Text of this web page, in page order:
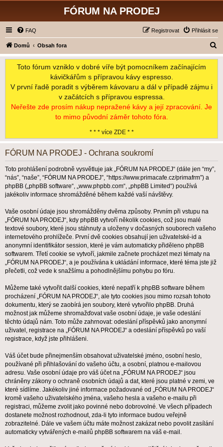
FÓRUM NA PRODEJ
FAQ Přihlásit se
Registrovat
Domů Obsah fora
l
Toto fórum vzniklo v dobré víře být pomocníkem začínajícím
kávičkářům s přípravou kávy espresso.
V první řadě poradit s výběrem kávovaru a dál v případě zájmu i
v začátcích s přípravou espressa.
Neřešte zde prosím nákup nepražené kávy a její zpracování. Je
to mimo původní záměr tohoto fóra.
* * * více ZDE * *
FÓRUM NA PRODEJ - Ochrana soukromí
Toto prohlášení podrobně vysvětluje jak „FÓRUM NA PRODEJ“ (dále jen “my”,
“nás”, “naše”, “FÓRUM NA PRODEJ”, “https://www.primacafe.cz/primafrm”) a
phpBB („phpBB software“, „www.phpbb.com“, „phpBB Limited“) používá
jakékoliv informace shromážděné během každé vaší návštěvy.
Vaše osobní údaje jsou shromážděny dvěma způsoby. Prvním při vstupu na
„FÓRUM NA PRODEJ“, kdy phpBB vytvoří několik cookies, což jsou malé
textové soubory, které jsou stáhnuty a uloženy v dočasných souborech vašeho
internetového prohlížeče. První dvě cookies obsahují jen uživatelské-id a
anonymní identifikátor session, které je vám automaticky přiděleno phpBB
softwarem. Třetí cookie se vytvoří, jakmile začnete procházet mezi tématy na
„FÓRUM NA PRODEJ“, a je používána k ukládání informace, které téma jste již
přečetli, což vede k snažšímu a pohodlnějšímu pohybu po fóru.
Můžeme také vytvořit další cookies, které nepatří k phpBB software během
procházení „FÓRUM NA PRODEJ“, ale tyto cookies jsou mimo rozsah tohoto
dokumentu, který se zaobírá jen soubory, které vytvořilo phpBB. Druhá
možnost jak můžeme shromažďovat vaše osobní údaje, je vaše odeslání
těchto údajů nám. Toto může zahrnovat: odeslání příspěvků jako anonymní
uživatel, registrace na „FÓRUM NA PRODEJ“ a odeslání příspěvků po vaší
registrace, když jste přihlášeni.
Váš účet bude přinejmenším obsahovat uživatelské jméno, osobní heslo,
používané při přihlašování do vašeho účtu, a osobní, platnou e-mailovou
adresu. Vaše osobní údaje pro váš účet na „FÓRUM NA PRODEJ“ jsou
chráněny zákony o ochraně osobních údajů a dat, které jsou platné v zemi, ve
které sídlíme. Jakékoliv jiné informace požadované od „FÓRUM NA PRODEJ“
kromě vašeho uživatelského jména, vašeho hesla a vašeho e-mailu při
registraci, můžeme zvolit jako povinné nebo dobrovolné. Ve všech případech
dostanete možnost rozhodnout, zda-li tyto informace budou veřejně
zobrazitelné. Dále ve vašem účtu máte možnost zakázat nebo povolit zasílání
automaticky vytvářených e-mailů phpBB softwarem na váš e-mail.